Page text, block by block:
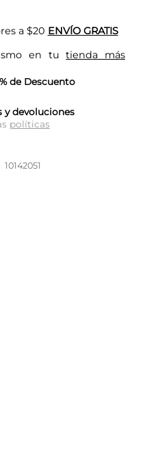
a $20 ENVÍO GRATIS
en tutienda más
de Descuento
y devoluciones
políticas
10142051